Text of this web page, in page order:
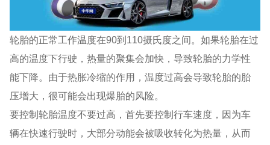
轮胎的正常工作温度在90到110摄氏度之间。如果轮胎在过
高的温度下行驶，热量的聚集会加快，导致轮胎的力学性
能下降。由于热胀冷缩的作用，温度过高会导致轮胎的胎
压增大，很可能会出现爆胎的风险。
要控制轮胎温度不要过高，首先要控制行车速度，因为车
辆在快速行驶时，大部分动能会被吸收转化为热量，从而